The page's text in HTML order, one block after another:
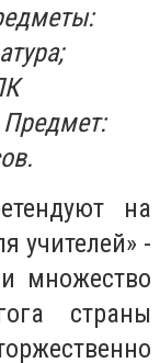
на
учителей» -
множество
страны